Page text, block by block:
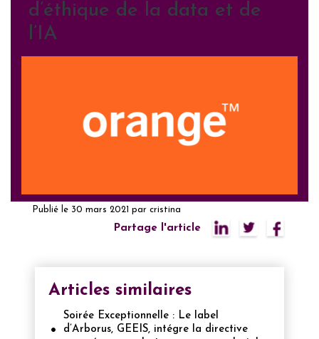
d’éthique de la data et de
l’IA
Publié le 30 mars 2021 par cristina
Partage l'article
Articles similaires
Soirée Exceptionnelle : Le label
d’Arborus, GEEIS, intégre la directive